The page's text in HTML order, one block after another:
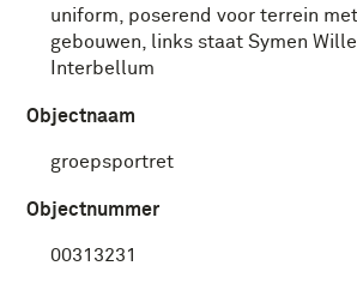
uniform, poserend voor terrein
gebouwen, links staat Symen
Interbellum
Objectnaam
groepsportret
Objectnummer
00313231